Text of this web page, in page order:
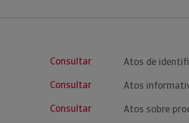
Consultar
Consultar
Consultar
Atos de
Atos
Atos sobre